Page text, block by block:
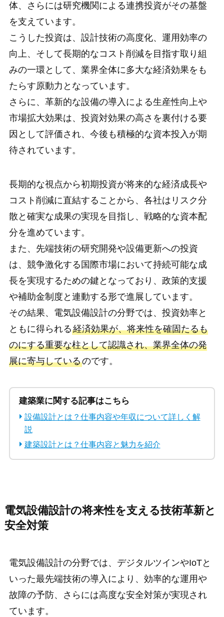
体、さらには研究機関による連携投資がその基盤
を支えています。
こうした投資は、設計技術の高度化、運用効率の
向上、そして長期的なコスト削減を目指す取り組
みの一環として、業界全体に多大な経済効果をも
たらす原動力となっています。
さらに、革新的な設備の導入による生産性向上や
市場拡大効果は、投資対効果の高さを裏付ける要
因として評価され、今後も積極的な資本投入が期
待されています。
長期的な視点から初期投資が将来的な経済成長や
コスト削減に直結することから、各社はリスク分
散と確実な成果の実現を目指し、戦略的な資本配
分を進めています。
また、先端技術の研究開発や設備更新への投資
は、競争激化する国際市場において持続可能な成
長を実現するための鍵となっており、政策的支援
や補助金制度と連動する形で進展しています。
その結果、電気設備設計の分野では、投資効率と
ともに得られる経済効果が、将来性を確固たるも
のにする重要な柱として認識され、業界全体の発
展に寄与しているのです。
建築業に関する記事はこちら
設備設計とは？仕事内容や年収について詳しく解
説
建築設計とは？仕事内容と魅力を紹介
電気設備設計の将来性を支える技術革新と
安全対策
電気設備設計の分野では、デジタルツインやIoTと
いった最先端技術の導入により、効率的な運用や
故障の予防、さらには高度な安全対策が実現され
ています。